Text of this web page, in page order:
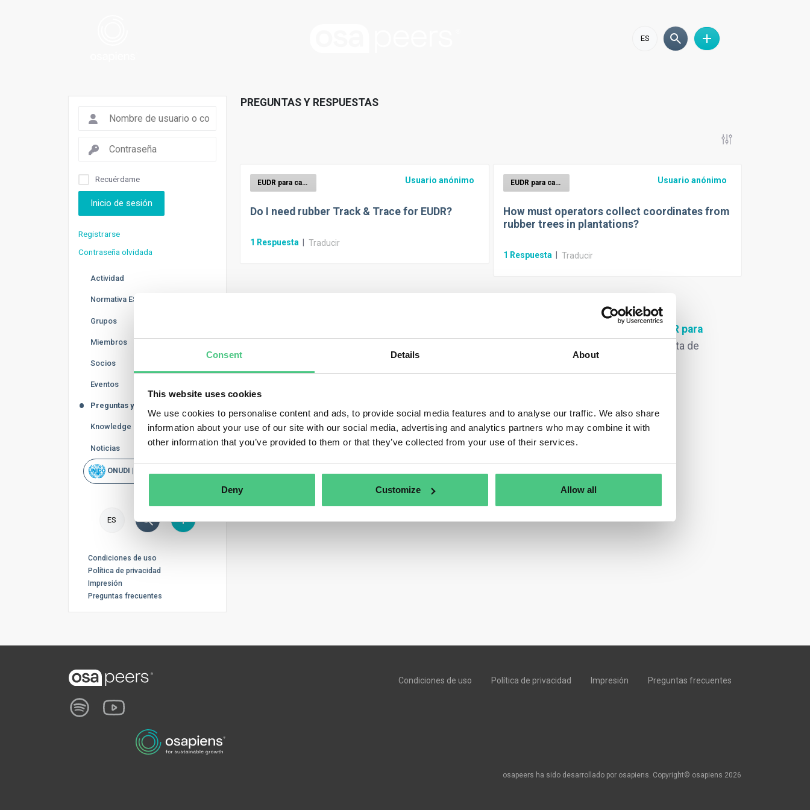
Consent Details About
This website uses cookies
We use cookies to personalise content and ads, to provide social media features and to analyse our traffic. We also share
information about your use of our site with our social media, advertising and analytics partners who may combine it with
other information that you’ve provided to them or that they’ve collected from your use of their services.
Deny Customize Allow all
ES
PREGUNTAS Y RESPUESTAS
EUDR para caucho Usuario anónimo
Do I need rubber Track & Trace for EUDR?
1 Respuesta Traducir
EUDR para caucho Usuario anónimo
How must operators collect coordinates from
rubber trees in plantations?
1 Respuesta Traducir
EUDR para
. Para afinar la pertinencia de su solicitud, puede filtrar en cualquier momento esta lista de
Recuérdame
Inicio de sesión
Registrarse
Contraseña olvidada
Actividad
Normativa ESG
Grupos
Miembros
Socios
Eventos
Preguntas y Respuestas
Knowledge Base
Noticias
ONUDI | Rapid Scan
ES
Condiciones de uso
Política de privacidad
Impresión
Preguntas frecuentes
Condiciones de uso Política de privacidad Impresión Preguntas frecuentes
osapeers ha sido desarrollado por osapiens. Copyright© osapiens 2026